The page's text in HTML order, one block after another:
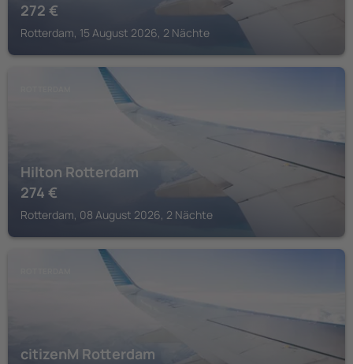
272 €
Rotterdam, 15 August 2026, 2 Nächte
Hilton Rotterdam
274 €
Rotterdam, 08 August 2026, 2 Nächte
citizenM Rotterdam